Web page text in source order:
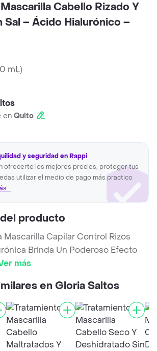
Cabello Rizado Y
Sal – Ácido Hialurónico –
mL)
en Quito
y seguridad en Rappi
ofrecerte los mejores precios, proteger tus
utilizar el medio de pago más practico
producto
Mascarilla Capilar Control Rizos
Brinda Un Poderoso Efecto
más
en Gloria Saltos